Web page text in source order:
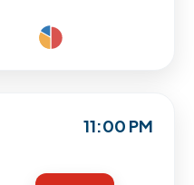
11:00 PM